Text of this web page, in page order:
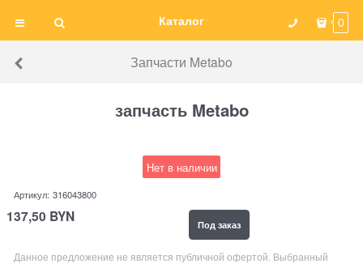
Каталог 0
Запчасти Metabo
запчасть Metabo
Нет в наличии
Артикул: 316043800
137,50 BYN Под заказ
Данное предложение не является публичной офертой. Выбранный